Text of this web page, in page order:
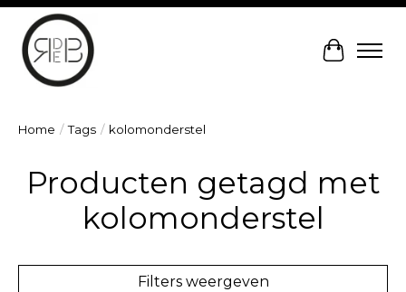
Home / Tags / kolomonderstel
Producten getagd met
kolomonderstel
Filters weergeven